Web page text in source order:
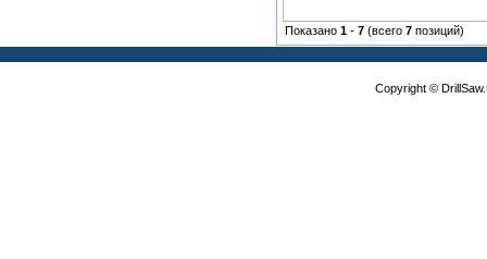
Показано 1 - 7 (всего 7 позиций)
Copyright ©